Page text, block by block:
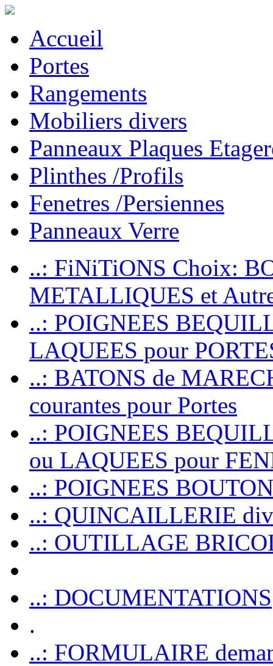
Accueil
Portes
Rangements
Mobiliers divers
Panneaux Plaques
Plinthes /Profils
Fenetres /Persiennes
Panneaux Verre
..: FiNiTiONS Choix:
METALLIQUES et
..: POIGNEES
LAQUEES pour
..: BATONS de
courantes pour Portes
..: POIGNEES
ou LAQUEES pour
..: POIGNEES
..: QUINCAILLERIE
..: OUTILLAGE
..: DOCUMENTATIONS
.
..: FORMULAIRE